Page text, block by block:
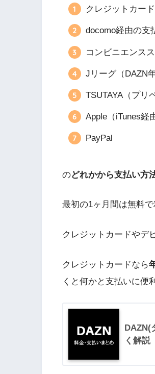
クレジットカー
docomo経由の支
コンビニエンス
Jリーグ（DAZN
TSUTAYA（プリ
Apple（iTunes経
PayPal
のどれかから支払い方
最初の1ヶ月間は無料
クレジットカードやデ
クレジットカードなら
くと何かと支払いに便
DAZN(
く解説